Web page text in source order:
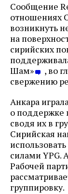
Сообщение
отношениях
возникнуть
на
сирийских
Шам»
, во
свержению
Анкара
о поддержке
сводя их в
Сирийская
силами YPG.
Рабочей
группировку.